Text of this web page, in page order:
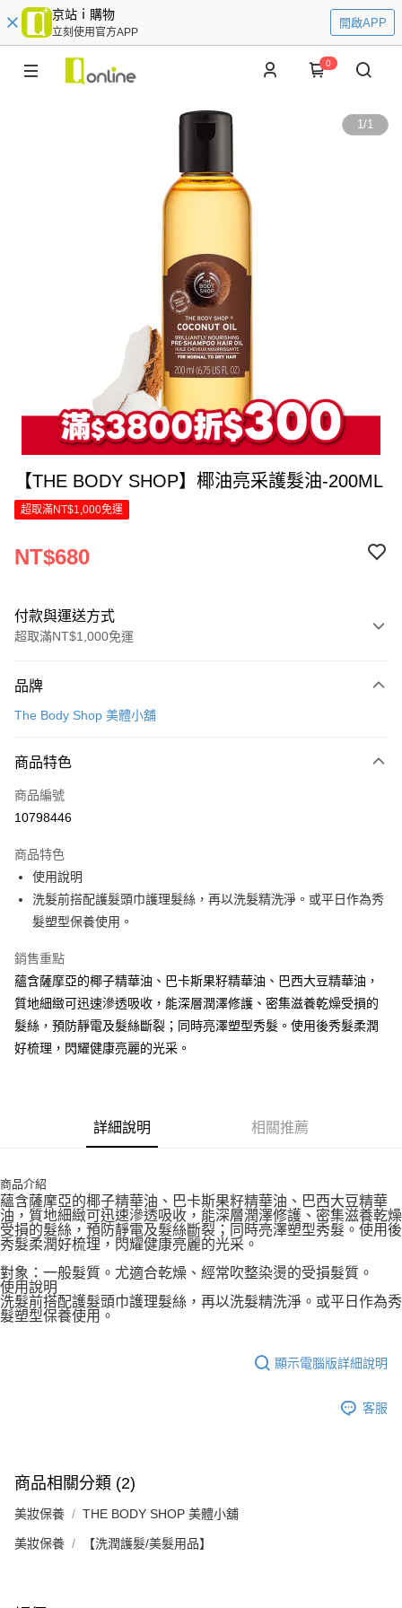
京站ｉ購物
立刻使用官方APP
開啟APP
0
1/1
【THE BODY SHOP】椰油亮采護髮油-200ML
超取滿NT$1,000免運
NT$680
付款與運送方式
超取滿NT$1,000免運
信用卡一次付款
Apple Pay
街口支付
Google Pay
全盈+PAY
大哥付你分期
相關說明
1.本服務由台灣大哥大提供，台灣大哥大用戶可立即使用無須另外申請。
2.付款方式選擇「大哥付你分期」，訂單成立後會自動跳轉到大哥付的交易
流程，驗證手機門號後，選擇欲分期的期數、繳款截止日，確認付款後即完
成交易。
3.實際核准額度、可分期數及費用金額請依後續交易確認頁面所載為準。
1.分期款項不併入電信帳單，「大哥付你分期」於每月結算日後寄送繳費提
帳／街口支付／iPASS MONEY」等通路繳費。
【注意事項】
1.本服務係由「台灣大哥大股份有限公司」（以下簡稱本公司）所提供，讓
用戶於交易時，得透過本服務購買商品或服務，並由商店將買賣／分期付款
2.基於同意付款使用「大哥付你分期」之契約關係目的，商店將以您的個人
資料（包含姓名、電話或地址）提供予台灣大哥大進項蒐集、處理及利用，
由本公司與您本人進行分期帳單所需資料之確認、核對及更正。
3.完整用戶服務條款，請詳閱以下連結：
AFTEE先享後付
相關說明
【關於「AFTEE先享後付」】
AFTEE先享後付是「在收到商品之後才付款」的支付方式。 讓您購物簡單
２．訂單成立數日內，您將收到繳費通知簡訊。
３．收到繳費通知簡訊後14天內，點擊此簡訊中的連結，可透過四大超商／
ATM／網路銀行／等多元方式進行付款，方視為交易完成。
※ 請注意：結帳手續完成當下不需立刻繳費，但若您需要取消訂單，請聯絡
購買商品的店家。未經商家同意取消之訂單仍視為有效，需透過AFTEE先享
後付繳納相關費用。
※ 交易是否成功請以「AFTEE先享後付 」之結帳頁面顯示為準，若有關於
是否繳費成功／繳費後需取消欲退款等相關疑問，請聯繫「AFTEE先享後付
客戶支援中心」https://netprotections.freshdesk.com/support/home
１．透過由恩沛科技股份有限公司提供之「AFTEE先享後付」服務完成之交
任。
４．使用「AFTEE先享後付」時，將依據個別帳號之用戶狀況，依本公司即
時審查核予不同之上限額度；若仍有額度不足之情形，本公司將視審查結果
５．嚴禁一人註冊多個帳號或使用他人資訊註冊。若發現惡意使用之情形，
ATM付款
每筆NT$70，滿NT$1,000(含以上)免運費
每筆NT$70，滿NT$1,000(含以上)免運費
宅配
每筆NT$100，滿NT$1,200(含以上)免運費
京站台北店客服中心(1F星巴克旁) 即日起不提供京站紙袋，取件時
請自備購物袋，若需購買紙袋可現場詢問
品牌
The Body Shop 美體小舖
商品特色
商品編號
10798446
商品特色
使用說明
洗髮前搭配護髮頭巾護理髮絲，再以洗髮精洗淨。或平日作為秀
髮塑型保養使用。
銷售重點
蘊含薩摩亞的椰子精華油、巴卡斯果籽精華油、巴西大豆精華油，
質地細緻可迅速滲透吸收，能深層潤澤修護、密集滋養乾燥受損的
髮絲，預防靜電及髮絲斷裂；同時亮澤塑型秀髮。使用後秀髮柔潤
好梳理，閃耀健康亮麗的光采。
詳細說明 相關推薦
商品介紹
蘊含薩摩亞的椰子精華油、巴卡斯果籽精華油、巴西大豆精華
油，質地細緻可迅速滲透吸收，能深層潤澤修護、密集滋養乾燥
受損的髮絲，預防靜電及髮絲斷裂；同時亮澤塑型秀髮。使用後
秀髮柔潤好梳理，閃耀健康亮麗的光采。
對象：一般髮質。尤適合乾燥、經常吹整染燙的受損髮質。
使用說明
洗髮前搭配護髮頭巾護理髮絲，再以洗髮精洗淨。或平日作為秀
髮塑型保養使用。
顯示電腦版詳細說明
客服
商品相關分類 (2)
美妝保養 THE BODY SHOP 美體小舖
美妝保養 【洗潤護髮/美髮用品】